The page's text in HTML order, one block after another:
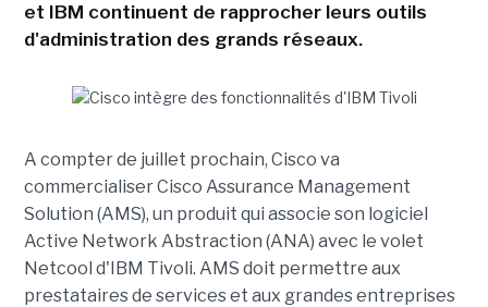
et IBM continuent de rapprocher leurs outils
d'administration des grands réseaux.
A compter de juillet prochain, Cisco va
commercialiser Cisco Assurance Management
Solution (AMS), un produit qui associe son logiciel
Active Network Abstraction (ANA) avec le volet
Netcool d'IBM Tivoli. AMS doit permettre aux
prestataires de services et aux grandes entreprises